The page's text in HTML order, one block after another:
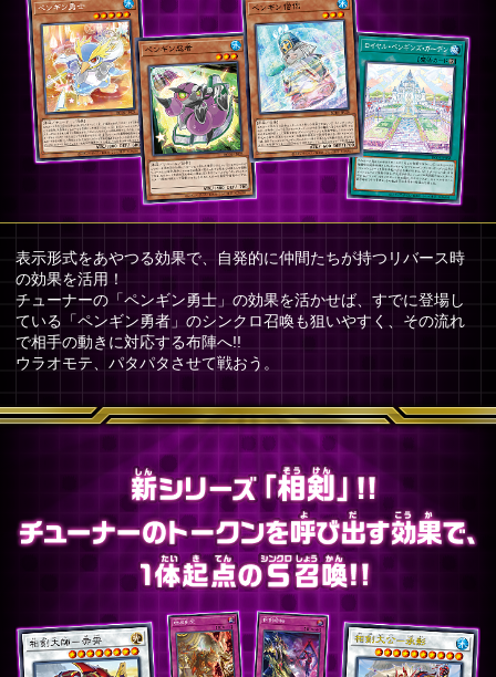
表示形式をあやつる効果で、自発的に仲間たちが持つリバース時
の効果を活用！
チューナーの「ペンギン勇士」の効果を活かせば、すでに登場し
ている「ペンギン勇者」のシンクロ召喚も狙いやすく、その流れ
で相手の動きに対応する布陣へ!!
ウラオモテ、パタパタさせて戦おう。